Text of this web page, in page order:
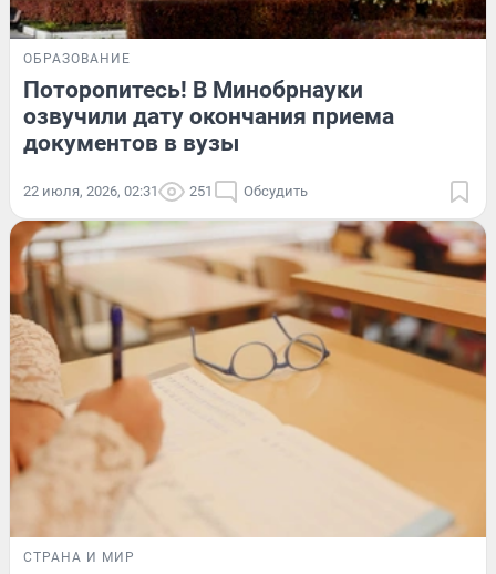
ОБРАЗОВАНИЕ
Поторопитесь! В Минобрнауки
озвучили дату окончания приема
документов в вузы
22 июля, 2026, 02:31 251 Обсудить
СТРАНА И МИР